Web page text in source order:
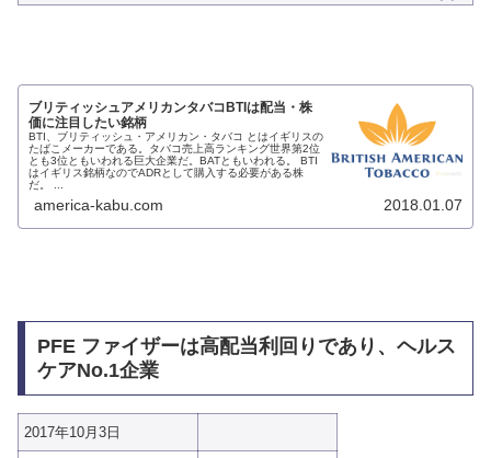
ブリティッシュアメリカンタバコBTIは配当・株
価に注目したい銘柄
BTI、ブリティッシュ・アメリカン・タバコ とはイギリスの
たばこメーカーである。タバコ売上高ランキング世界第2位
とも3位ともいわれる巨大企業だ。BATともいわれる。 BTI
はイギリス銘柄なのでADRとして購入する必要がある株
だ。 ...
america-kabu.com 2018.01.07
PFE ファイザーは高配当利回りであり、ヘルス
ケアNo.1企業
2017年10月3日